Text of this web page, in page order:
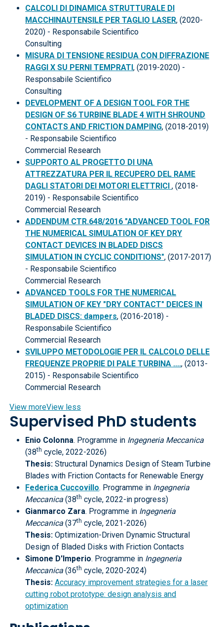
CALCOLI DI DINAMICA STRUTTURALE DI
MACCHINAUTENSILE PER TAGLIO LASER, (2020-
2020) - Responsabile Scientifico
Consulting
MISURA DI TENSIONE RESIDUA CON DIFFRAZIONE
RAGGI X SU PERNI TEMPRATI, (2019-2020) -
Responsabile Scientifico
Consulting
DEVELOPMENT OF A DESIGN TOOL FOR THE
DESIGN OF S6 TURBINE BLADE 4 WITH SHROUND
CONTACTS AND FRICTION DAMPING, (2018-2019)
- Responsabile Scientifico
Commercial Research
SUPPORTO AL PROGETTO DI UNA
ATTREZZATURA PER IL RECUPERO DEL RAME
DAGLI STATORI DEI MOTORI ELETTRICI, (2018-
2019) - Responsabile Scientifico
Commercial Research
ADDENDUM CTR.648/2016 "ADVANCED TOOL FOR
THE NUMERICAL SIMULATION OF KEY DRY
CONTACT DEVICES IN BLADED DISCS
SIMULATION IN CYCLIC CONDITIONS", (2017-2017)
- Responsabile Scientifico
Commercial Research
ADVANCED TOOLS FOR THE NUMERICAL
SIMULATION OF KEY "DRY CONTACT" DEICES IN
BLADED DISCS: dampers, (2016-2018) -
Responsabile Scientifico
Commercial Research
SVILUPPO METODOLOGIE PER IL CALCOLO DELLE
FREQUENZE PROPRIE DI PALE TURBINA ...., (2013-
2015) - Responsabile Scientifico
Commercial Research
View moreView less
Supervised PhD students
Enio Colonna. Programme in Ingegneria Meccanica
(38th cycle, 2022-2026)
Thesis: Structural Dynamics Design of Steam Turbine
Blades with Friction Contacts for Renewable Energy
Federica Cuccovillo. Programme in Ingegneria
Meccanica (38th cycle, 2022-in progress)
Gianmarco Zara. Programme in Ingegneria
Meccanica (37th cycle, 2021-2026)
Thesis: Optimization-Driven Dynamic Structural
Design of Bladed Disks with Friction Contacts
Simone D'Imperio. Programme in Ingegneria
Meccanica (36th cycle, 2020-2024)
Thesis: Accuracy improvement strategies for a laser
cutting robot prototype: design analysis and
optimization